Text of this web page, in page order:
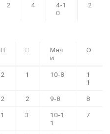
2 4
4‑1
0
2
Н П
Мяч
и
О
2 1 10‑8
1
1
2 2 9‑8 8
1 3
10‑1
1
7